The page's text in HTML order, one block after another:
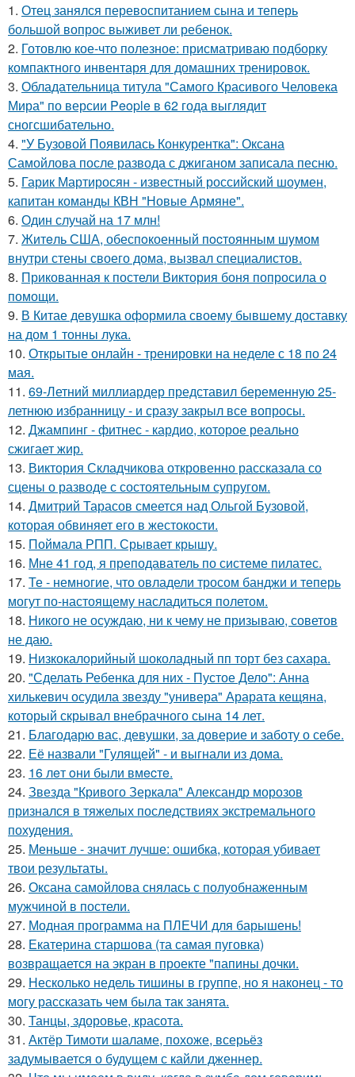
1. Отец занялся перевоспитанием сына и теперь
большой вопрос выживет ли ребенок.
2. Готовлю кое-что полезное: присматриваю подборку
компактного инвентаря для домашних тренировок.
3. Обладательница титула "Самого Красивого Человека
Мира" по версии People в 62 года выглядит
сногсшибательно.
4. "У Бузовой Появилась Конкурентка": Оксана
Самойлова после развода с джиганом записала песню.
5. Гарик Мартиросян - известный российский шоумен,
капитан команды КВН "Новые Армяне".
6. Один случай на 17 млн!
7. Житeль США, обеспoкоенный пocтоянным шyмом
внутри стены своего дома, вызвал специалистов.
8. Прикованная к постели Виктория боня попросила о
помощи.
9. В Китае девушка оформила своему бывшему доставку
на дом 1 тонны лука.
10. Открытые онлайн - тренировки на неделе с 18 по 24
мая.
11. 69-Летний миллиардер представил беременную 25-
летнюю избранницу - и сразу закрыл все вопросы.
12. Джампинг - фитнес - кардио, которое реально
сжигает жир.
13. Виктория Складчикова откровенно рассказала со
сцены о разводе с состоятельным супругом.
14. Дмитрий Тарасов смеется над Ольгой Бузовой,
которая обвиняет его в жестокости.
15. Поймала РПП. Срывает крышу.
16. Мне 41 год, я преподаватель по системе пилатес.
17. Те - немногие, что овладели тросом банджи и теперь
могут по-настоящему насладиться полетом.
18. Никого не осуждаю, ни к чему не призываю, советов
не даю.
19. Низкокалорийный шоколадный пп торт без сахара.
20. "Сделать Ребенка для них - Пустое Дело": Анна
хилькевич осудила звезду "универа" Арарата кещяна,
который скрывал внебрачного сына 14 лет.
21. Благодарю вас, девушки, за доверие и заботу о себе.
22. Её назвали "Гулящей" - и выгнали из дома.
23. 16 лeт oни были вмecтe.
24. Звезда "Кривого Зеркала" Александр морозов
признался в тяжелых последствиях экстремального
похудения.
25. Меньше - значит лучше: ошибка, которая убивает
твои результаты.
26. Оксана самойлова снялась с полуобнаженным
мужчиной в постели.
27. Модная программа на ПЛЕЧИ для барышень!
28. Екатерина старшова (та самая пуговка)
возвращается на экран в проекте "папины дочки.
29. Несколько недель тишины в группе, но я наконец - то
могу рассказать чем была так занята.
30. Танцы, здоровье, красота.
31. Актёр Тимоти шаламе, похоже, всерьёз
задумывается о будущем с кайли дженнер.